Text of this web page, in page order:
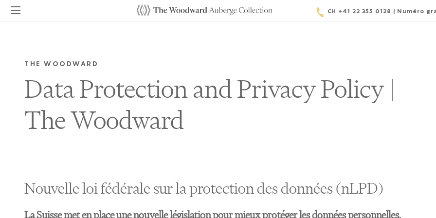
CH +41 22 355 0128 | Numéro
THE WOODWARD
Data Protection and Privacy Policy|
The Woodward
Nouvelle loi fédérale sur la protection des données (nLPD)
La Suisse met en place une nouvelle législation pour mieux protéger les données personnelles.